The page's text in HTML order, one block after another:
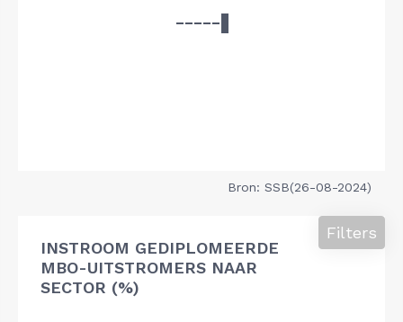
Bron: SSB(26-08-2024)
INSTROOM GEDIPLOMEERDE
MBO-UITSTROMERS NAAR
SECTOR (%)
Filters